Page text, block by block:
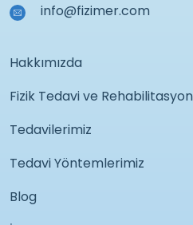
info@fizimer.com
Hakkımızda
Fizik Tedavi ve Rehabilitasyon
Tedavilerimiz
Tedavi Yöntemlerimiz
Blog